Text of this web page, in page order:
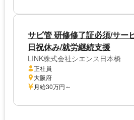
サビ管 研修修了証必須/サー
日祝休み/就労継続支援
LINK株式会社シエンス日本橋
正社員
大阪府
月給30万円～